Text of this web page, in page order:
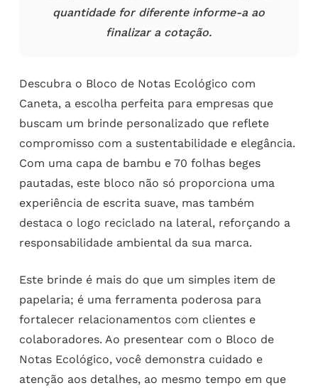
quantidade for diferente informe-a ao
finalizar a cotação.
Descubra o Bloco de Notas Ecológico com
Caneta, a escolha perfeita para empresas que
buscam um brinde personalizado que reflete
compromisso com a sustentabilidade e elegância.
Com uma capa de bambu e 70 folhas beges
pautadas, este bloco não só proporciona uma
experiência de escrita suave, mas também
destaca o logo reciclado na lateral, reforçando a
responsabilidade ambiental da sua marca.
Este brinde é mais do que um simples item de
papelaria; é uma ferramenta poderosa para
fortalecer relacionamentos com clientes e
colaboradores. Ao presentear com o Bloco de
Notas Ecológico, você demonstra cuidado e
atenção aos detalhes, ao mesmo tempo em que